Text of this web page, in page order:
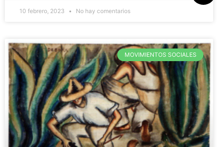
10 febrero, 2023 No hay comentarios
MOVIMIENTOS SOCIALES